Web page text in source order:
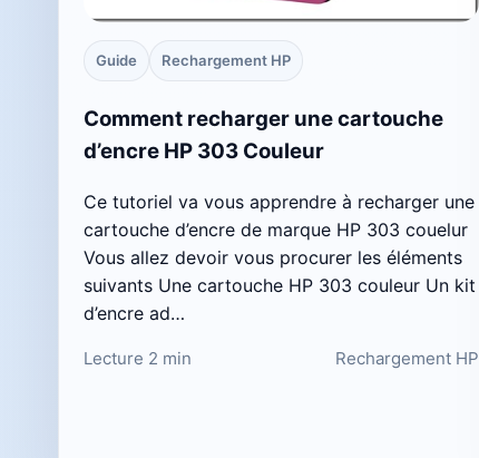
Guide Rechargement HP
Comment recharger une cartouche
d’encre HP 303 Couleur
Ce tutoriel va vous apprendre à recharger une
cartouche d’encre de marque HP 303 couelur
Vous allez devoir vous procurer les éléments
suivants Une cartouche HP 303 couleur Un kit
d’encre ad…
Lecture 2 min Rechargement HP